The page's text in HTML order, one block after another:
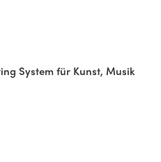
System für Kunst, Musik